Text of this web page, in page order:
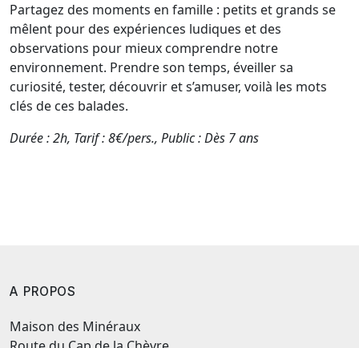
Partagez des moments en famille : petits et grands se
mêlent pour des expériences ludiques et des
observations pour mieux comprendre notre
environnement. Prendre son temps, éveiller sa
curiosité, tester, découvrir et s’amuser, voilà les mots
clés de ces balades.
Durée : 2h, Tarif : 8€/pers., Public : Dès 7 ans
A PROPOS
Maison des Minéraux